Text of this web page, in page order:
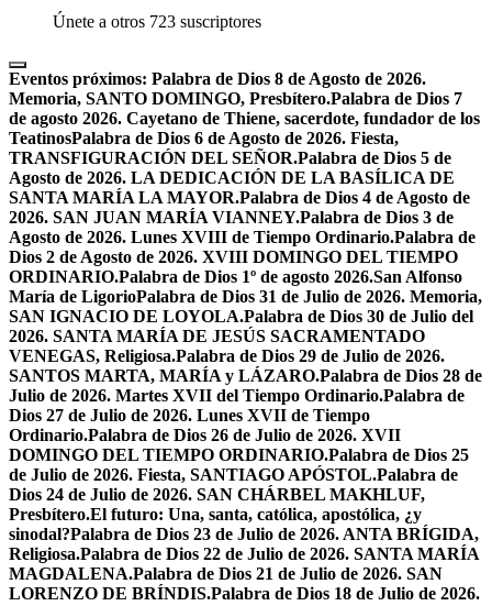
Únete a otros 723 suscriptores
Eventos próximos: Palabra de Dios 8 de Agosto de 2026.
Memoria, SANTO DOMINGO, Presbítero.Palabra de Dios 7
de agosto 2026. Cayetano de Thiene, sacerdote, fundador de los
TeatinosPalabra de Dios 6 de Agosto de 2026. Fiesta,
TRANSFIGURACIÓN DEL SEÑOR.Palabra de Dios 5 de
Agosto de 2026. LA DEDICACIÓN DE LA BASÍLICA DE
SANTA MARÍA LA MAYOR.Palabra de Dios 4 de Agosto de
2026. SAN JUAN MARÍA VIANNEY.Palabra de Dios 3 de
Agosto de 2026. Lunes XVIII de Tiempo Ordinario.Palabra de
Dios 2 de Agosto de 2026. XVIII DOMINGO DEL TIEMPO
ORDINARIO.Palabra de Dios 1º de agosto 2026.San Alfonso
María de LigorioPalabra de Dios 31 de Julio de 2026. Memoria,
SAN IGNACIO DE LOYOLA.Palabra de Dios 30 de Julio del
2026. SANTA MARÍA DE JESÚS SACRAMENTADO
VENEGAS, Religiosa.Palabra de Dios 29 de Julio de 2026.
SANTOS MARTA, MARÍA y LÁZARO.Palabra de Dios 28 de
Julio de 2026. Martes XVII del Tiempo Ordinario.Palabra de
Dios 27 de Julio de 2026. Lunes XVII de Tiempo
Ordinario.Palabra de Dios 26 de Julio de 2026. XVII
DOMINGO DEL TIEMPO ORDINARIO.Palabra de Dios 25
de Julio de 2026. Fiesta, SANTIAGO APÓSTOL.Palabra de
Dios 24 de Julio de 2026. SAN CHÁRBEL MAKHLUF,
Presbítero.El futuro: Una, santa, católica, apostólica, ¿y
sinodal?Palabra de Dios 23 de Julio de 2026. ANTA BRÍGIDA,
Religiosa.Palabra de Dios 22 de Julio de 2026. SANTA MARÍA
MAGDALENA.Palabra de Dios 21 de Julio de 2026. SAN
LORENZO DE BRÍNDIS.Palabra de Dios 18 de Julio de 2026.